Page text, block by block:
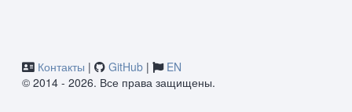
Контакты | GitHub |
EN
© 2014 - 2026. Все права защищены.